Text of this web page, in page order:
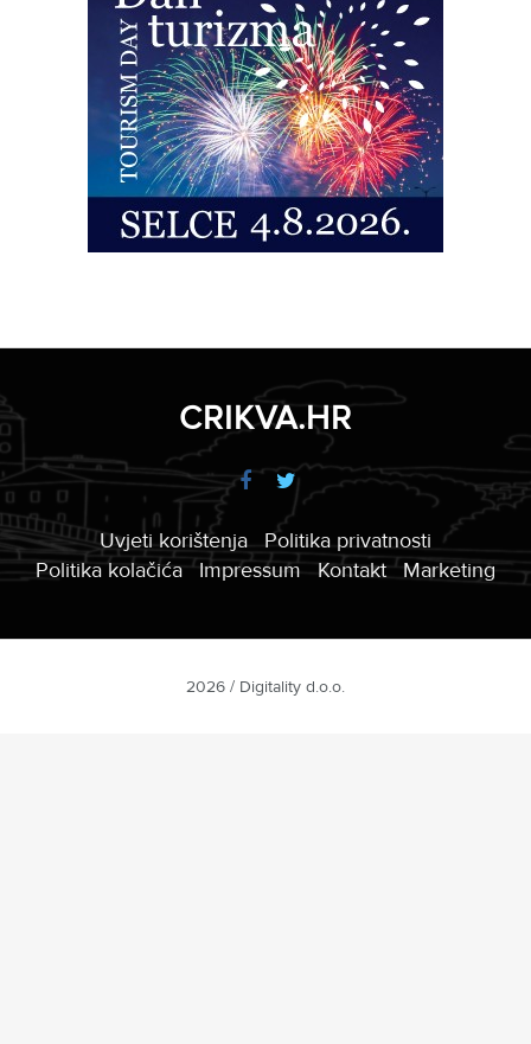
CRIKVA.HR
Uvjeti korištenja
Politika privatnosti
Politika kolačića
Impressum Kontakt Marketing
2026 / Digitality d.o.o.